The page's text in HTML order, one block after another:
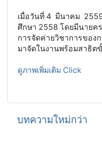
เมื่อวันที่ 4 มีนาคม
ศึกษา 2558 โดยมีนายค
การจัดค่ายวิชาการของ
มาจัดในงานพร้อมสาธิต
ดูภาพเพิ่มเติม Click
บทความใหม่กว่า